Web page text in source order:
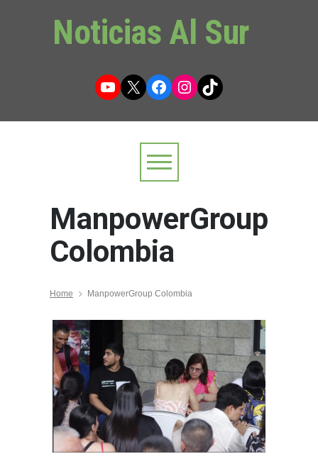
Noticias Al Sur
YouTube
X Facebook
Instagram
TikTok
ManpowerGroup
Colombia
Home ManpowerGroup Colombia